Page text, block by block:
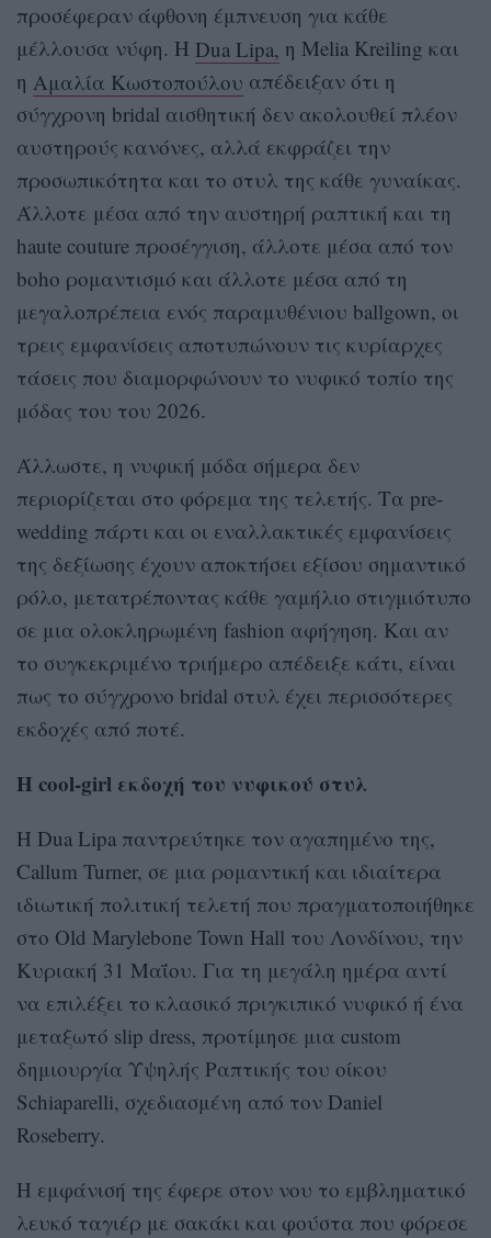
προσέφεραν άφθονη έμπνευση για κάθε
μέλλουσα νύφη. Η Dua Lipa, η Melia Kreiling και
η Αμαλία Κωστοπούλου απέδειξαν ότι η
σύγχρονη bridal αισθητική δεν ακολουθεί πλέον
αυστηρούς κανόνες, αλλά εκφράζει την
προσωπικότητα και το στυλ της κάθε γυναίκας.
Άλλοτε μέσα από την αυστηρή ραπτική και τη
haute couture προσέγγιση, άλλοτε μέσα από τον
boho ρομαντισμό και άλλοτε μέσα από τη
μεγαλοπρέπεια ενός παραμυθένιου ballgown, οι
τρεις εμφανίσεις αποτυπώνουν τις κυρίαρχες
τάσεις που διαμορφώνουν το νυφικό τοπίο της
μόδας του του 2026.
Άλλωστε, η νυφική μόδα σήμερα δεν
περιορίζεται στο φόρεμα της τελετής. Τα pre-
wedding πάρτι και οι εναλλακτικές εμφανίσεις
της δεξίωσης έχουν αποκτήσει εξίσου σημαντικό
ρόλο, μετατρέποντας κάθε γαμήλιο στιγμιότυπο
σε μια ολοκληρωμένη fashion αφήγηση. Και αν
το συγκεκριμένο τριήμερο απέδειξε κάτι, είναι
πως το σύγχρονο bridal στυλ έχει περισσότερες
εκδοχές από ποτέ.
Η cool-girl εκδοχή του νυφικού στυλ
Η Dua Lipa παντρεύτηκε τον αγαπημένο της,
Callum Turner, σε μια ρομαντική και ιδιαίτερα
ιδιωτική πολιτική τελετή που πραγματοποιήθηκε
στο Old Marylebone Town Hall του Λονδίνου, την
Κυριακή 31 Μαΐου. Για τη μεγάλη ημέρα αντί
να επιλέξει το κλασικό πριγκιπικό νυφικό ή ένα
μεταξωτό slip dress, προτίμησε μια custom
δημιουργία Υψηλής Ραπτικής του οίκου
Schiaparelli, σχεδιασμένη από τον Daniel
Roseberry.
Η εμφάνισή της έφερε στον νου το εμβληματικό
λευκό ταγιέρ με σακάκι και φούστα που φόρεσε